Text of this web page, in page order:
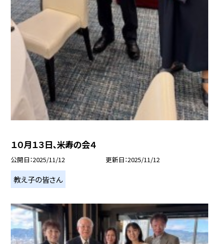
１０月１３日、米寿の会４
公開日 2025/11/12 更新日 2025/11/12
教え子の皆さん